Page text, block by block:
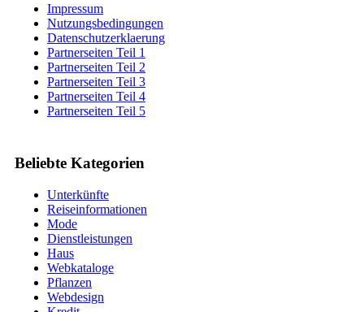
Beliebte Kategorien
Unterkünfte
Reiseinformationen
Mode
Dienstleistungen
Haus
Webkataloge
Pflanzen
Webdesign
Impressum
Nutzungsbedingungen
Datenschutzerklaerung
Partnerseiten Teil 1
Partnerseiten Teil 2
Partnerseiten Teil 3
Partnerseiten Teil 4
Partnerseiten Teil 5